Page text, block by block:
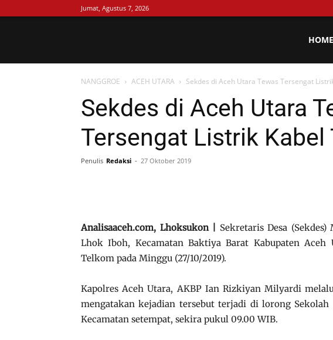
Jumat, Agustus 7, 2026
Aceh
HOME
NANGGROE ACEH UTARA Sekdes di Aceh Utara Tewas Tersengat
Sekdes di Aceh Utara
Tersengat Listrik Kabel
Penulis Redaksi - 27 Oktober 2019
Analisaaceh.com, Lhoksukon |
Sekretaris Desa
Lhok Iboh, Kecamatan Baktiya Barat Kabupaten
Telkom pada Minggu (27/10/2019).
Kapolres Aceh Utara, AKBP Ian Rizkiyan Milyardi
mengatakan kejadian tersebut terjadi di lorong
Kecamatan setempat, sekira pukul 09.00 WIB.